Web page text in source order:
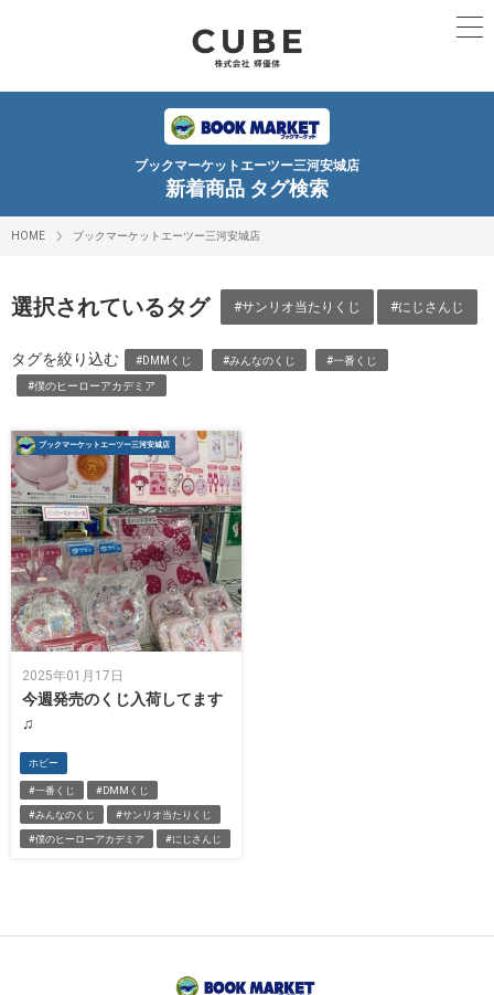
ブックマーケットエーツー三河安城店
新着商品 タグ検索
HOME ブックマーケットエーツー三河安城店
選択されているタグ #サンリオ当たりくじ #にじさんじ
タグを絞り込む #DMMくじ #みんなのくじ #一番くじ
#僕のヒーローアカデミア
ブックマーケットエーツー三河安城店
2025年01月17日
今週発売のくじ入荷してます
♫
ホビー
#一番くじ #DMMくじ
#みんなのくじ #サンリオ当たりくじ
#僕のヒーローアカデミア #にじさんじ